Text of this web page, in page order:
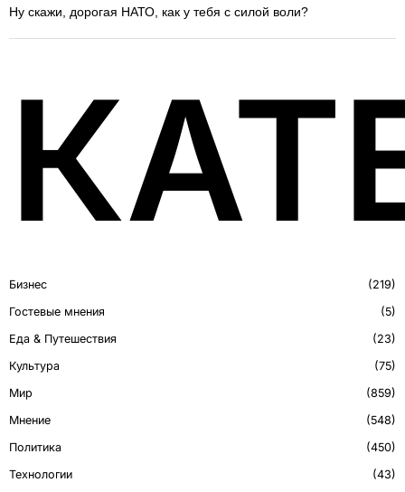
Ну скажи, дорогая НАТО, как у тебя с силой воли?
Бизнес
219
Гостевые мнения
5
Еда & Путешествия
23
Культура
75
Мир
859
Мнение
548
Политика
450
Технологии
43